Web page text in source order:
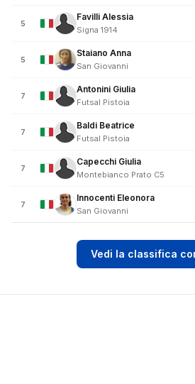
5
Favilli Alessia
Signa 1914
5
Staiano Anna
San Giovanni
7
Antonini Giulia
Futsal Pistoia
7
Baldi Beatrice
Futsal Pistoia
7
Capecchi Giulia
Montebianco Prato C5
7
Innocenti Eleonora
San Giovanni
Vedi la classifica